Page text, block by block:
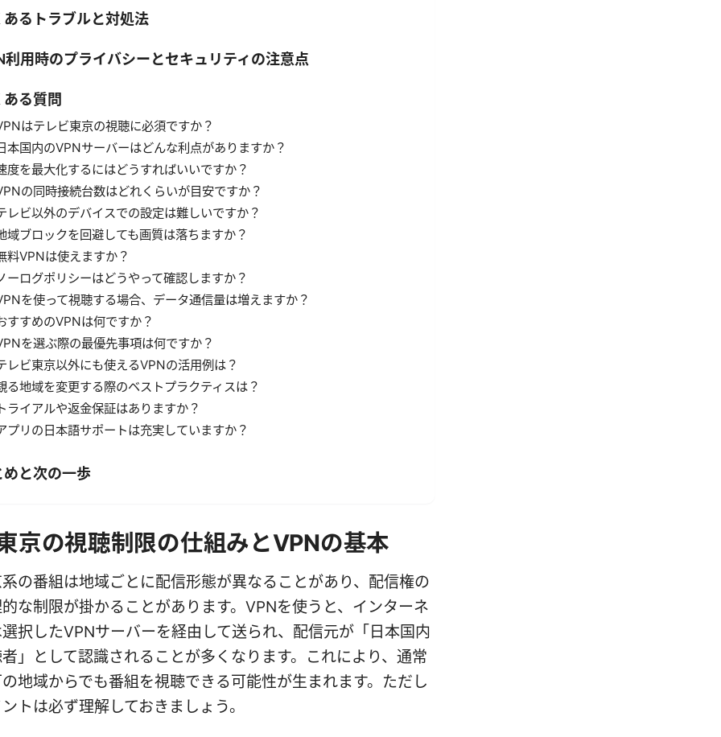
あるトラブルと対処法
利用時のプライバシーとセキュリティの注意点
る質問
はテレビ東京の視聴に必須ですか？
本国内のVPNサーバーはどんな利点がありますか？
度を最大化するにはどうすればいいですか？
の同時接続台数はどれくらいが目安ですか？
レビ以外のデバイスでの設定は難しいですか？
域ブロックを回避しても画質は落ちますか？
料VPNは使えますか？
ーログポリシーはどうやって確認しますか？
を使って視聴する場合、データ通信量は増えますか？
すすめのVPNは何ですか？
を選ぶ際の最優先事項は何ですか？
レビ東京以外にも使えるVPNの活用例は？
る地域を変更する際のベストプラクティスは？
ライアルや返金保証はありますか？
プリの日本語サポートは充実していますか？
めと次の一歩
京の視聴制限の仕組みとVPNの基本
の番組は地域ごとに配信形態が異なることがあり、配信権の
な制限が掛かることがあります。VPNを使うと、インターネ
択したVPNサーバーを経由して送られ、配信元が「日本国内
」として認識されることが多くなります。これにより、通常
地域からでも番組を視聴できる可能性が生まれます。ただし
トは必ず理解しておきましょう。